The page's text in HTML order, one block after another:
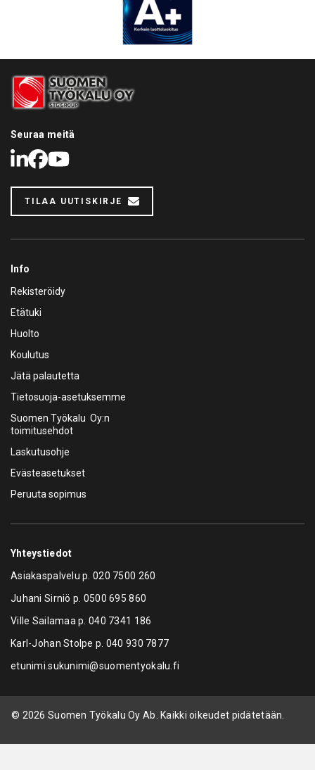
Seuraa meitä
LinkedIn
Facebook
Youtube
TILAA UUTISKIRJE
Info
Rekisteröidy
Etätuki
Huolto
Koulutus
Jätä palautetta
Tietosuoja-asetuksemme
Suomen Työkalu Oy:n
toimitusehdot
Laskutusohje
Evästeasetukset
Peruuta sopimus
Yhteystiedot
Asiakaspalvelu p.020 7500 260
Juhani Sirniö p. 0500 695 860
Ville Sailamaa p.040 7341 186
Karl-Johan Stolpe p. 040 930 7877
etunimi.sukunimi@suomentyokalu.fi
© 2026 Suomen Työkalu Oy Ab. Kaikki oikeudet pidätetään.